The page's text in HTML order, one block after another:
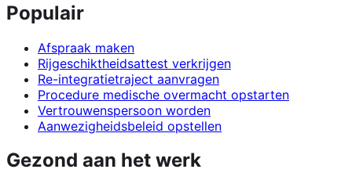
Populair
Afspraak maken
Rijgeschiktheidsattest verkrijgen
Re-integratietraject aanvragen
Procedure medische overmacht opstarten
Vertrouwenspersoon worden
Aanwezigheidsbeleid opstellen
Gezond aan het werk